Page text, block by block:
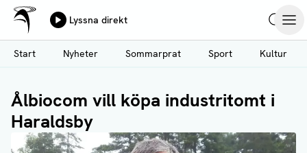
Hoppa
till
huvudinnehåll
Ålands Radio & TV
Lyssna direkt
Start
Nyheter Sommarprat Sport Kultur
Ålbiocom vill köpa industritomt i
Haraldsby